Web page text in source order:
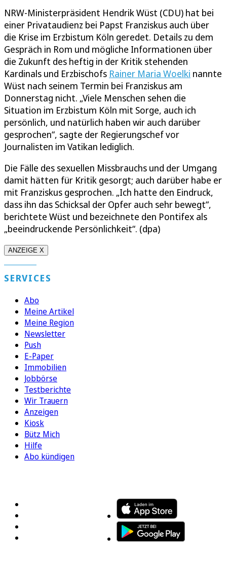
NRW-Ministerpräsident Hendrik Wüst (CDU) hat bei
einer Privataudienz bei Papst Franziskus auch über
die Krise im Erzbistum Köln geredet. Details zu dem
Gespräch in Rom und mögliche Informationen über
die Zukunft des heftig in der Kritik stehenden
Kardinals und Erzbischofs Rainer Maria Woelki nannte
Wüst nach seinem Termin bei Franziskus am
Donnerstag nicht. „Viele Menschen sehen die
Situation im Erzbistum Köln mit Sorge, auch ich
persönlich, und natürlich haben wir auch darüber
gesprochen“, sagte der Regierungschef vor
Journalisten im Vatikan lediglich.
Die Fälle des sexuellen Missbrauchs und der Umgang
damit hätten für Kritik gesorgt; auch darüber habe er
mit Franziskus gesprochen. „Ich hatte den Eindruck,
dass ihn das Schicksal der Opfer auch sehr bewegt“,
berichtete Wüst und bezeichnete den Pontifex als
„beeindruckende Persönlichkeit“. (dpa)
ANZEIGE X
SERVICES
Abo
Meine Artikel
Meine Region
Newsletter
Push
E-Paper
Immobilien
Jobbörse
Testberichte
Wir Trauern
Anzeigen
Kiosk
Bütz Mich
Hilfe
Abo kündigen